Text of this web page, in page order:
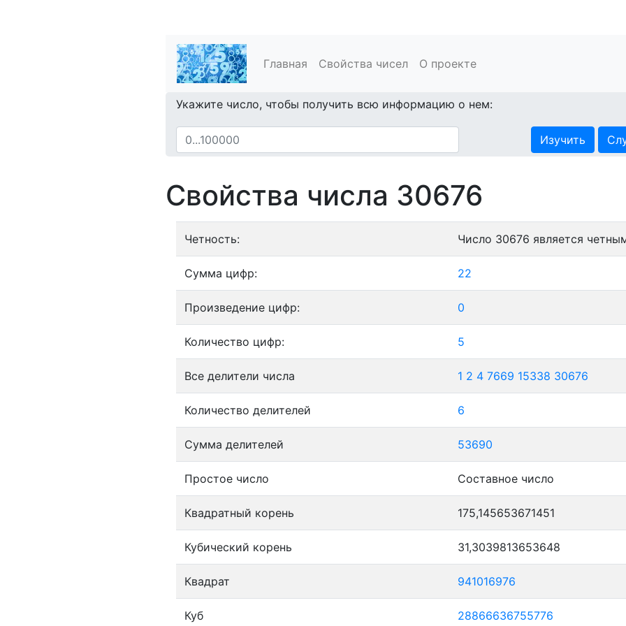
Главная Свойства чисел О проекте
Укажите число, чтобы получить всю информацию о нем:
Изучить
Свойства числа 30676
Четность: Число 30676 является
Сумма цифр: 22
Произведение цифр: 0
Количество цифр: 5
Все делители числа 1 2 4 7669 15338 30676
Количество делителей 6
Сумма делителей 53690
Простое число Составное число
Квадратный корень 175,145653671451
Кубический корень 31,3039813653648
Квадрат 941016976
Куб 28866636755776